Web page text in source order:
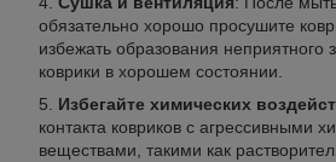
обязательно хорошо просушите
избежать образования неприятного
коврики в хорошем состоянии.
Избегайте химических
контакта ковриков с агрессивными
веществами, такими как